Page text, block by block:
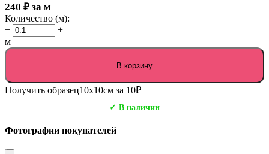
240 ₽ за м
Количество (м):
−
+
м
В корзину
Получить образец10х10см за 10₽
✓ В наличии
Фотографии покупателей